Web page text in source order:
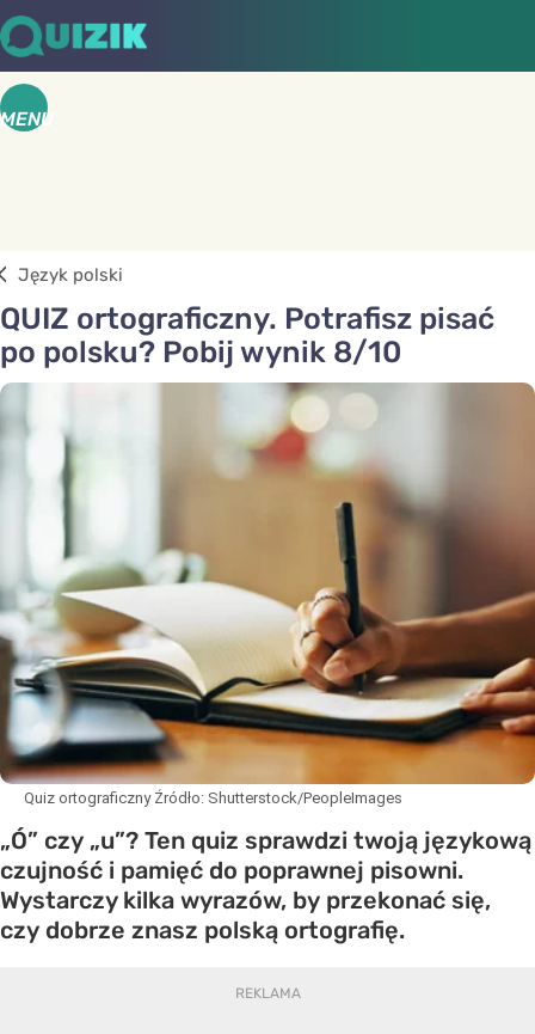
MENU
Język polski
QUIZ ortograficzny. Potrafisz pisać
po polsku? Pobij wynik 8/10
Quiz ortograficzny Źródło: Shutterstock/PeopleImages
„Ó” czy „u”? Ten quiz sprawdzi twoją językową
czujność i pamięć do poprawnej pisowni.
Wystarczy kilka wyrazów, by przekonać się,
czy dobrze znasz polską ortografię.